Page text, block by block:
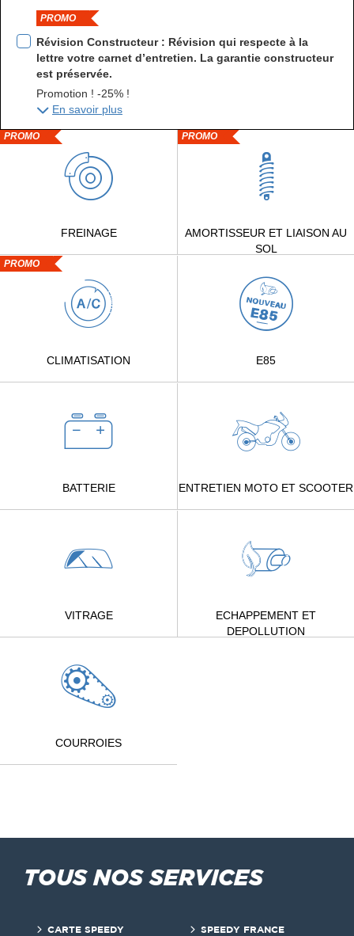
PROMO
Révision Constructeur : Révision qui respecte à la
lettre votre carnet d’entretien. La garantie constructeur
est préservée.
Promotion ! -25% !
En savoir plus
PROMO
FREINAGE
PROMO
AMORTISSEUR ET LIAISON AU
SOL
PROMO
CLIMATISATION E85
BATTERIE ENTRETIEN MOTO ET SCOOTER
VITRAGE
ECHAPPEMENT ET
DEPOLLUTION
COURROIES
TOUS NOS SERVICES
CARTE SPEEDY
SPEEDY FRANCE